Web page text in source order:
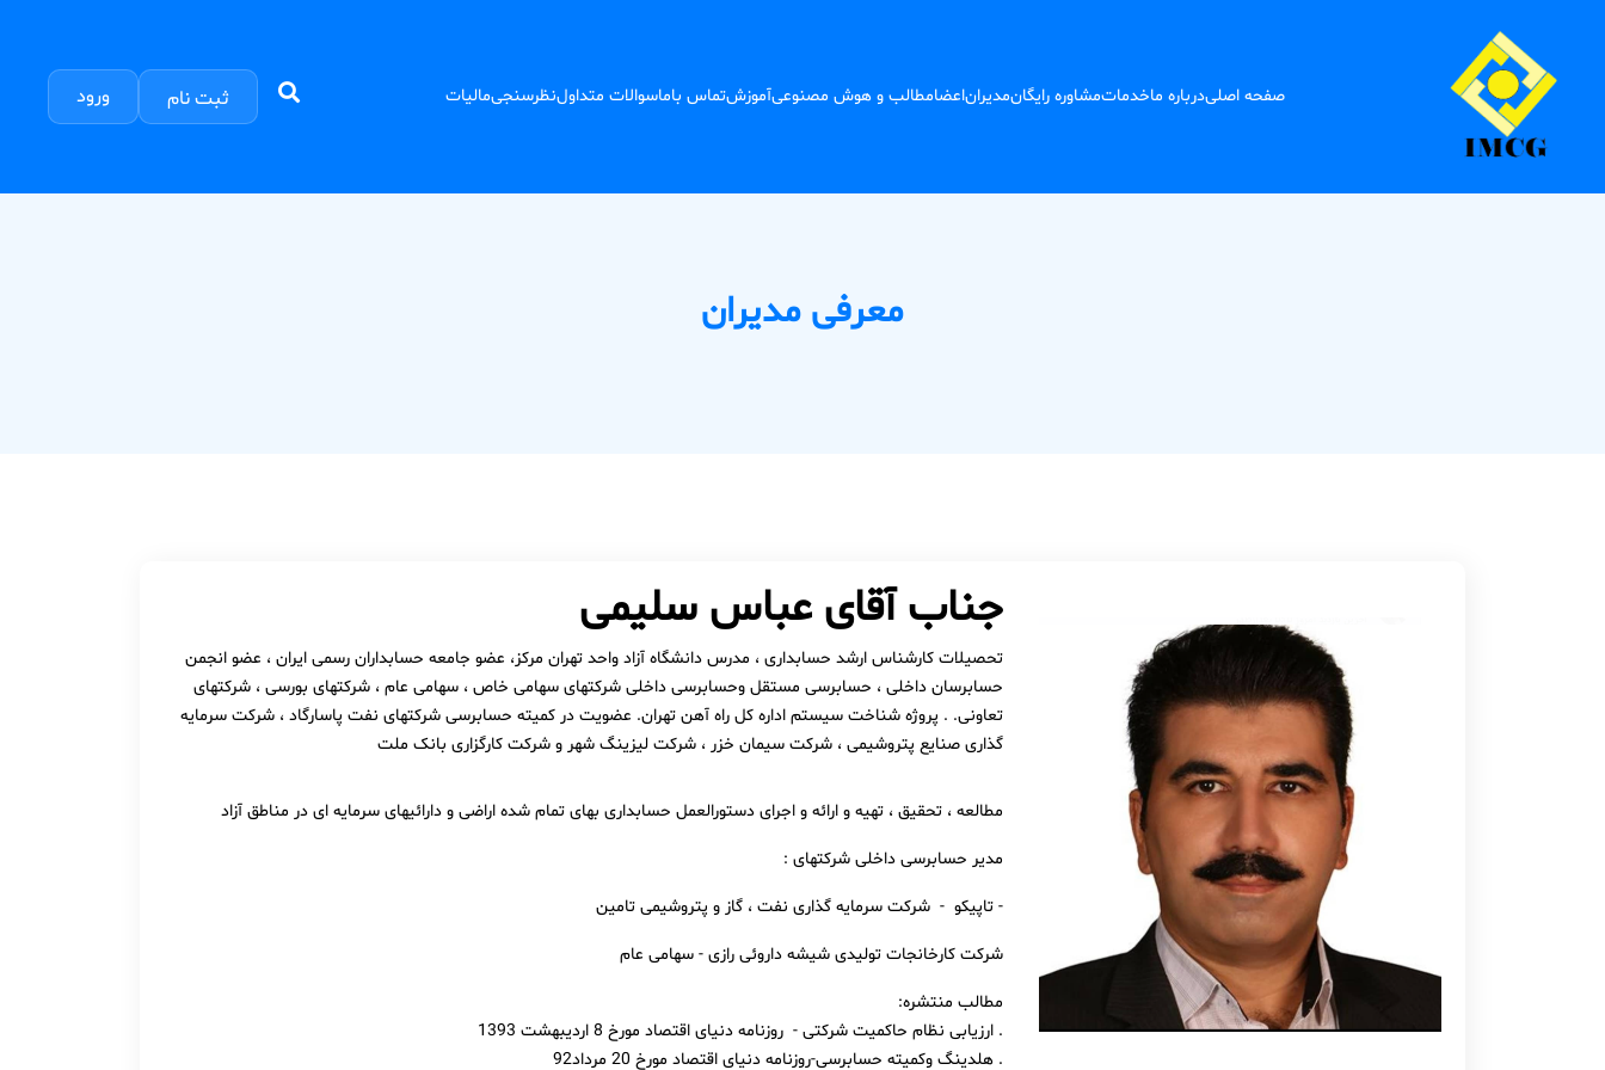
صفحه اصلیدرباره ماخدماتمشاوره رایگانمدیراناعضامطالب و هوش مصنوعیآموزشتماس باماسوالات متداولنظرسنجیمالیات ثبت نام ورود
معرفی مدیران
جناب آقای عباس سلیمی
تحصیلات کارشناس ارشد حسابداری ، مدرس دانشگاه آزاد واحد تهران مركز، عضو جامعه حسابداران رسمی ایران ، عضو انجمن
حسابرسان داخلی ، حسابرسی مستقل وحسابرسی داخلی شركتهای سهامی خاص ، سهامی عام ، شركتهای بورسی ، شركتهای
تعاونی. . پروژه شناخت سیستم اداره كل راه آهن تهران. عضویت در كمیته حسابرسی شركتهای نفت پاسارگاد ، شركت سرمایه
گذاری صنایع پتروشیمی ، شركت سیمان خزر ، شركت لیزینگ شهر و شركت كارگزاری بانک ملت
مطالعه ، تحقیق ، تهیه و ارائه و اجرای دستورالعمل حسابداری بهای تمام شده اراضی و دارائیهای سرمایه ای در مناطق آزاد
مدیر حسابرسی داخلی شرکتهای :
- تاپیکو - شركت سرمایه گذاری نفت ، گاز و پتروشیمی تامین
شركت كارخانجات تولیدی شیشه داروئی رازی - سهامی عام
مطالب منتشره:
. ارزیابی نظام حاكمیت شركتی - روزنامه دنیای اقتصاد مورخ 8 اردیبهشت 1393
. هلدینگ وكمیته حسابرسی-روزنامه دنیای اقتصاد مورخ 20 مرداد92